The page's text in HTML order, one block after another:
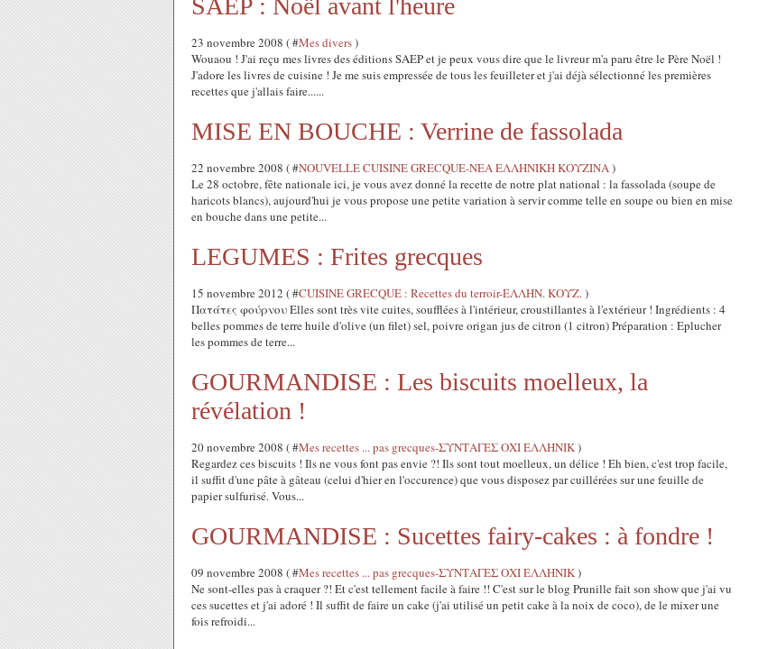
SAEP : Noël avant l'heure
23 novembre 2008 ( #Mes divers)
Wouaou ! J'ai reçu mes livres des éditions SAEP et je peux vous dire que le livreur m'a paru être le Père Noël !
J'adore les livres de cuisine ! Je me suis empressée de tous les feuilleter et j'ai déjà sélectionné les premières
recettes que j'allais faire......
MISE EN BOUCHE : Verrine de fassolada
22 novembre 2008 ( #NOUVELLE CUISINE GRECQUE-ΝΕΑ ΕΛΛΗΝΙΚΗ ΚΟΥΖΙΝΑ)
Le 28 octobre, fête nationale ici, je vous avez donné la recette de notre plat national : la fassolada (soupe de
haricots blancs), aujourd'hui je vous propose une petite variation à servir comme telle en soupe ou bien en mise
en bouche dans une petite...
LEGUMES : Frites grecques
15 novembre 2012 ( #CUISINE GRECQUE : Recettes du terroir-ΕΛΛΗΝ. ΚΟΥΖ.)
Πατάτες φούρνου Elles sont très vite cuites, soufflées à l'intérieur, croustillantes à l'extérieur ! Ingrédients : 4
belles pommes de terre huile d'olive (un filet) sel, poivre origan jus de citron (1 citron) Préparation : Eplucher
les pommes de terre...
GOURMANDISE : Les biscuits moelleux, la
révélation !
20 novembre 2008 ( #Mes recettes ... pas grecques-ΣΥΝΤΑΓΕΣ ΟΧΙ ΕΛΛΗΝΙΚ)
Regardez ces biscuits ! Ils ne vous font pas envie ?! Ils sont tout moelleux, un délice ! Eh bien, c'est trop facile,
il suffit d'une pâte à gâteau (celui d'hier en l'occurence) que vous disposez par cuillérées sur une feuille de
papier sulfurisé. Vous...
GOURMANDISE : Sucettes fairy-cakes : à fondre !
09 novembre 2008 ( #Mes recettes ... pas grecques-ΣΥΝΤΑΓΕΣ ΟΧΙ ΕΛΛΗΝΙΚ)
Ne sont-elles pas à craquer ?! Et c'est tellement facile à faire !! C'est sur le blog Prunille fait son show que j'ai vu
ces sucettes et j'ai adoré ! Il suffit de faire un cake (j'ai utilisé un petit cake à la noix de coco), de le mixer une
fois refroidi...